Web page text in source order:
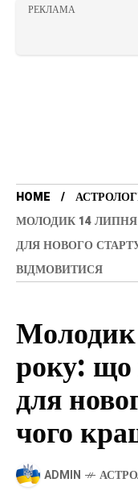
РЕКЛАМА
HOME
МОЛОДИК 14 ЛИПНЯ
ДЛЯ НОВОГО
ВІДМОВИТИСЯ
року: що
для
чого
ADMIN